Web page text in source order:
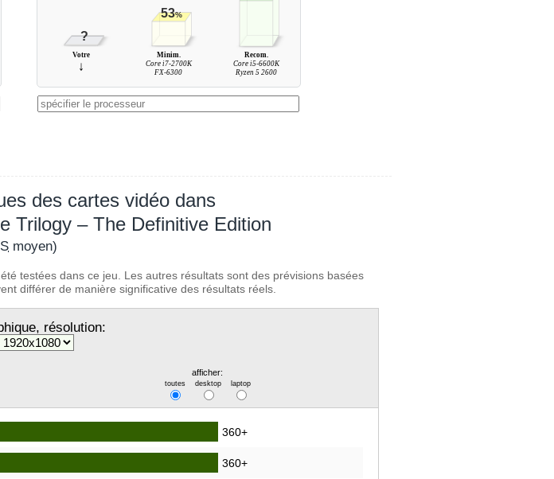
?
53%
Votre
↓
Minim.
Core i7-2700K
FX-6300
Recom.
Core i5-6600K
Ryzen 5 2600
des cartes vidéo dans
Trilogy – The Definitive Edition
moyen)
testées dans ce jeu. Les autres résultats sont des prévisions basées
différer de manière significative des résultats réels.
résolution:
afficher:
toutes desktop laptop
360+
360+